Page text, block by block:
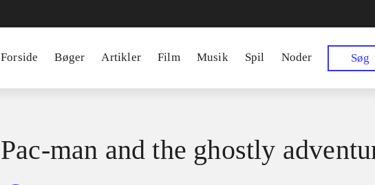
Forside Bøger Artikler Film Musik Spil Noder Søg
Pac-man and the ghostly